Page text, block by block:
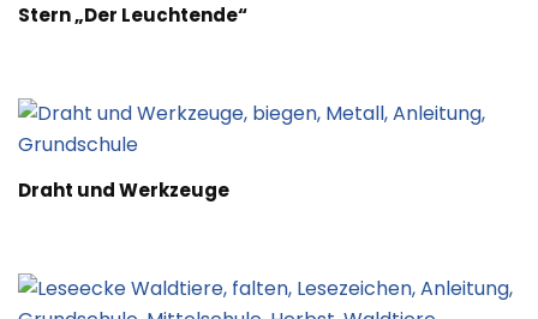
Stern „Der Leuchtende“
Draht und Werkzeuge